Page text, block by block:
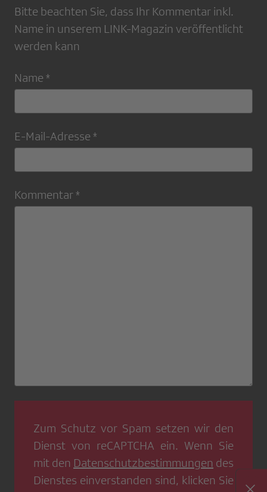
Bitte beachten Sie, dass Ihr Kommentar inkl.
Name in unserem LINK-Magazin veröffentlicht
werden kann
Name *
E-Mail-Adresse *
Kommentar *
Zum Schutz vor Spam setzen wir den
Dienst von reCAPTCHA ein. Wenn Sie
mit den Datenschutzbestimmungen des
Dienstes einverstanden sind, klicken Sie